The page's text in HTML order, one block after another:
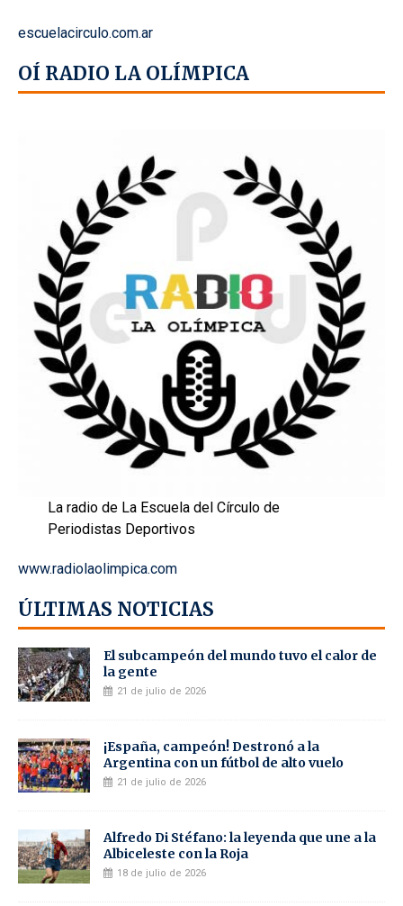
escuelacirculo.com.ar
OÍ RADIO LA OLÍMPICA
La radio de La Escuela del Círculo de
Periodistas Deportivos
www.radiolaolimpica.com
ÚLTIMAS NOTICIAS
El subcampeón del mundo tuvo el calor de
la gente
21 de julio de 2026
¡España, campeón! Destronó a la
Argentina con un fútbol de alto vuelo
21 de julio de 2026
Alfredo Di Stéfano: la leyenda que une a la
Albiceleste con la Roja
18 de julio de 2026